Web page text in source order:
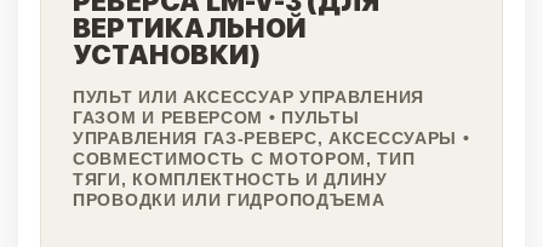
ВЕРТИКАЛЬНОЙ
УСТАНОВКИ)
ПУЛЬТ ИЛИ АКСЕССУАР УПРАВЛЕНИЯ
ГАЗОМ И РЕВЕРСОМ • ПУЛЬТЫ
УПРАВЛЕНИЯ ГАЗ-РЕВЕРС, АКСЕССУАРЫ •
СОВМЕСТИМОСТЬ С МОТОРОМ, ТИП
ТЯГИ, КОМПЛЕКТНОСТЬ И ДЛИНУ
ПРОВОДКИ ИЛИ ГИДРОПОДЪЕМА